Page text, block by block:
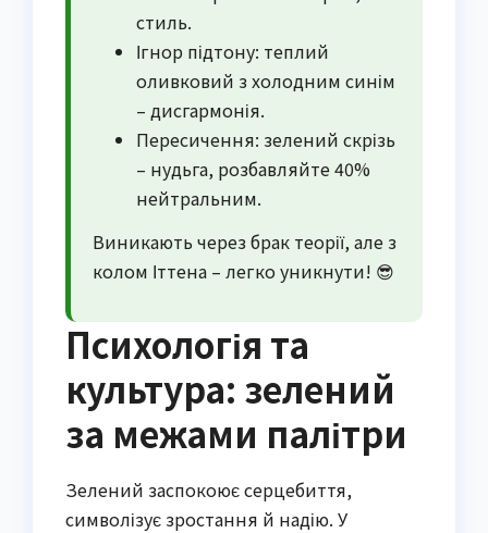
стиль.
Ігнор підтону: теплий
оливковий з холодним синім
– дисгармонія.
Пересичення: зелений скрізь
– нудьга, розбавляйте 40%
нейтральним.
Виникають через брак теорії, але з
колом Іттена – легко уникнути! 😎
Психологія та
культура: зелений
за межами палітри
Зелений заспокоює серцебиття,
символізує зростання й надію. У